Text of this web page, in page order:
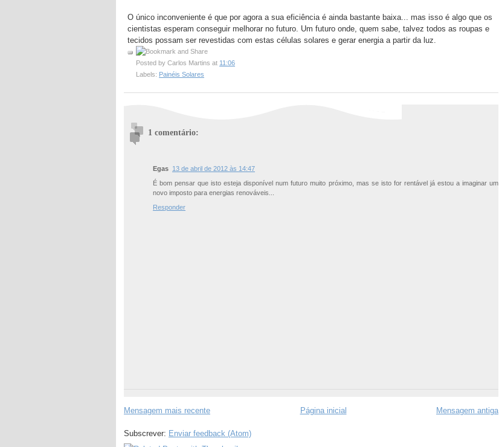
O único inconveniente é que por agora a sua eficiência é ainda bastante baixa... mas isso é algo que os
cientistas esperam conseguir melhorar no futuro. Um futuro onde, quem sabe, talvez todos as roupas e
tecidos possam ser revestidas com estas células solares e gerar energia a partir da luz.
Posted by Carlos Martins at 11:06
Labels: Painéis Solares
1 comentário:
Egas 13 de abril de 2012 às 14:47
É bom pensar que isto esteja disponível num futuro muito próximo, mas se isto for rentável já estou a imaginar um
novo imposto para energias renováveis...
Responder
Mensagem mais recente Mensagem antiga
Página inicial
Subscrever: Enviar feedback (Atom)